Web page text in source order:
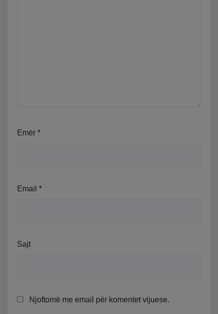
Emër *
Email *
Sajt
Njoftomë me email për komentet vijuese.